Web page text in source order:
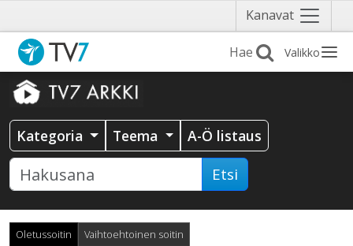
Kanavat Näytä
valikko
Valikko
Kategoria Teema A-Ö listaus
Etsi
Oletussoitin Vaihtoehtoinen soitin